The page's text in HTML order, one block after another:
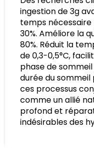
ingestion de 3g
temps
30%. Améliore la
80%. Réduit la
de 0,3-0,5°C,
phase de
durée du sommeil
ces processus
comme un allié
profond et
indésirables des